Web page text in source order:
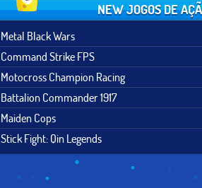
NEW JOGOS DE
Metal Black Wars
Command Strike FPS
Motocross Champion Racing
Battalion Commander 1917
Maiden Cops
Stick Fight: Qin Legends